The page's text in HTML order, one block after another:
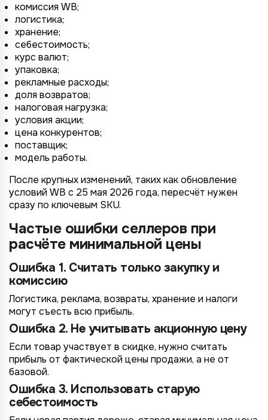
комиссия WB;
логистика;
хранение;
себестоимость;
курс валют;
упаковка;
рекламные расходы;
доля возвратов;
налоговая нагрузка;
условия акции;
цена конкурентов;
поставщик;
модель работы.
После крупных изменений, таких как обновление
условий WB с 25 мая 2026 года, пересчёт нужен
сразу по ключевым SKU.
Частые ошибки селлеров при
расчёте минимальной цены
Ошибка 1. Считать только закупку и
комиссию
Логистика, реклама, возвраты, хранение и налоги
могут съесть всю прибыль.
Ошибка 2. Не учитывать акционную цену
Если товар участвует в скидке, нужно считать
прибыль от фактической цены продажи, а не от
базовой.
Ошибка 3. Использовать старую
себестоимость